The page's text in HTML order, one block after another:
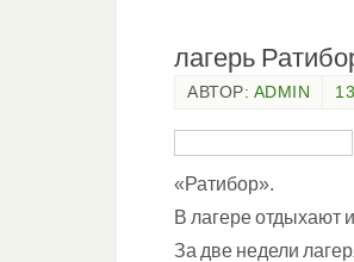
лагерь
АВТОР: ADMIN
«Ратибор».
В лагере отдыхают
За две недели